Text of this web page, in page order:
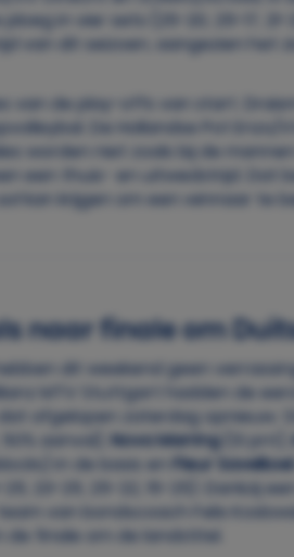
in vier sets (25-20, 25-17, 21-
van dit seizoen, aangezien het
van de play-offs van start.
De Hollandse Pot Enzo/
worden niet zoals bij de
een thuis- en uitwedstrijd. Dat
kan krijgen om een winnaar te
naar finale om
dit weekend geen
MTV Stuttgart hadden de
afgelopen zaterdag opnieuw.
aanval), Nova Marring (13 pnt),
in de basis en Fleur Savelkoel
23-25, 25-22, 15-25). Dankzij
van bondscoach Felix
finale om de landstitel.